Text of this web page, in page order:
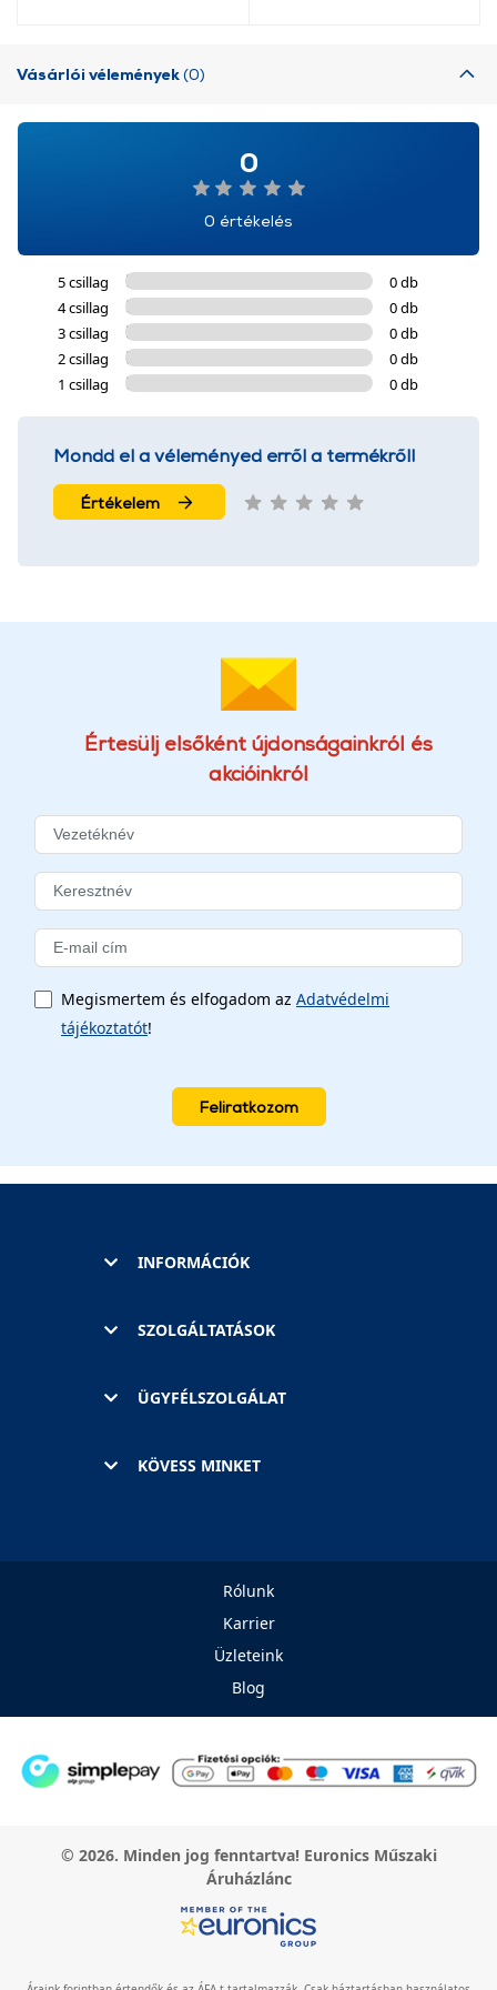
Vásárlói vélemények(0)
0
0 értékelés
5 csillag
0 db
4 csillag
0 db
3 csillag
0 db
2 csillag
0 db
1 csillag
0 db
Mondd el a véleményed erről a termékről!
Értékelem
Értesülj elsőként újdonságainkról és
akcióinkról
Megismertem és elfogadom az Adatvédelmi
tájékoztatót!
Feliratkozom
INFORMÁCIÓK
SZOLGÁLTATÁSOK
ÜGYFÉLSZOLGÁLAT
KÖVESS MINKET
Rólunk
Karrier
Üzleteink
Blog
© 2026. Minden jog fenntartva! Euronics Műszaki
Áruházlánc